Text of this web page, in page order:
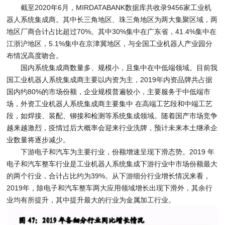
截至2020年6月，MIRDATABANK数据库共收录9456家工业机
器人系统集成商。其中长三角地区、珠三角地区为两大集聚区域，两
地区厂商合计占比超过70%。其中30%集中在广东省，41.4%集中在
江浙沪地区，5.1%集中在京津冀地区，与全国工业机器人产业园分
布情况高度吻合。
国内系统集成商数量多、规模小，且集中在中低端领域。目前我
国工业机器人系统集成商主要以内资为主，2019年内资品牌共占据
国内约80%的市场份额，企业规模普遍较小，主要服务于中低端市
场，外资工业机器人系统集成商主要集中 在高端工艺段和中端工艺
段，如焊接、装配、铆接和检测等系统集成领域。随着国产市场竞争
越来越激烈，疫情过后大概率会迎来行业洗牌，预计未来本土继承企
业数量将逐步减少。
下游电子和汽车为主要行业，份额增速呈现下滑态势。2019 年
电子和汽车整车行业是工业机器人系统集成下游行业中市场份额最大
的两个行业，合计占比约为39%。从下游细分行业增长情况来看，
2019年，除电子和汽车整车两大应用领域增长出现下滑外，其余行
业均有所提升，其中提升最大的行业为金属加工行业。